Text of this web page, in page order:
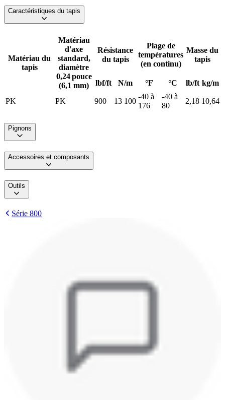
Caractéristiques du tapis
Matériau du
tapis
Matériau
d'axe
standard,
diamètre
0,24 pouce
(6,1 mm)
Résistance
du tapis
Plage de
températures
(en continu)
Masse du
tapis
lbf/ft N/m °F °C lb/ft kg/m
PK PK 900 13 100
-40 à
176
-40 à
80
2,18 10,64
Pignons
Accessoires et composants
Outils
Série 800